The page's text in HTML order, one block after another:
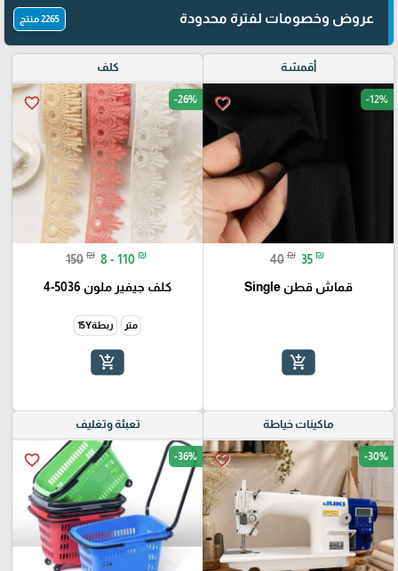
عروض وخصومات لفترة محدودة 2265 منتج
أقمشة
favorite_border -12%
40 ₪ 35 ₪
قماش قطن Single
add_shopping_cart
كلف
favorite_border -26%
150 ₪ 8 - 110 ₪
كلف جيفير ملون 5036-4
متر ربطة15Y
add_shopping_cart
ماكينات خياطة
favorite_border -30%
تعبئة وتغليف
favorite_border -36%